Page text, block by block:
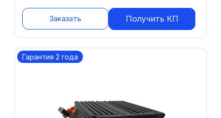
Заказать Получить КП
Гарантия 2 года